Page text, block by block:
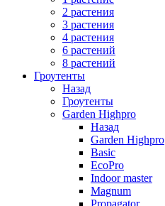
2 растения
3 растения
4 растения
6 растений
8 растений
Гроутенты
Назад
Гроутенты
Garden Highpro
Назад
Garden Highpro
Basic
EcoPro
Indoor master
Magnum
Propagator